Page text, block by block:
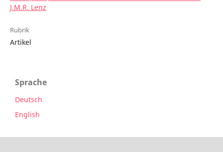
J.M.R. Lenz
Rubrik
Artikel
Sprache
Deutsch
English